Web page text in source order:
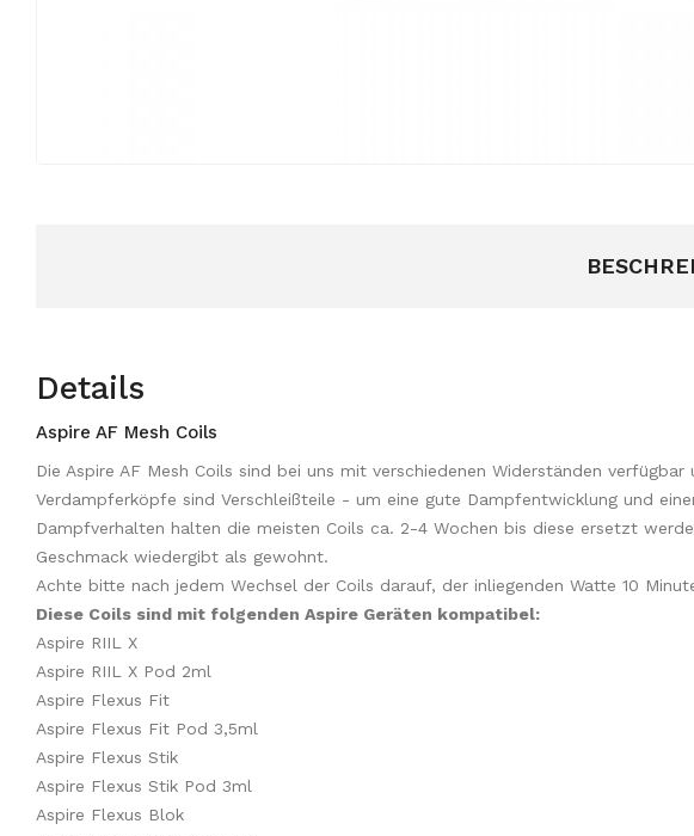
Details
Aspire AF Mesh Coils
Die Aspire AF Mesh Coils sind bei uns mit verschiedenen Widerständen
Verdampferköpfe sind Verschleißteile - um eine gute Dampfentwicklung und
Dampfverhalten halten die meisten Coils ca. 2-4 Wochen bis diese ersetzt
Geschmack wiedergibt als gewohnt.
Achte bitte nach jedem Wechsel der Coils darauf, der inliegenden Watte 10
Diese Coils sind mit folgenden Aspire Geräten kompatibel:
Aspire RIIL X
Aspire RIIL X Pod 2ml
Aspire Flexus Fit
Aspire Flexus Fit Pod 3,5ml
Aspire Flexus Stik
Aspire Flexus Stik Pod 3ml
Aspire Flexus Blok